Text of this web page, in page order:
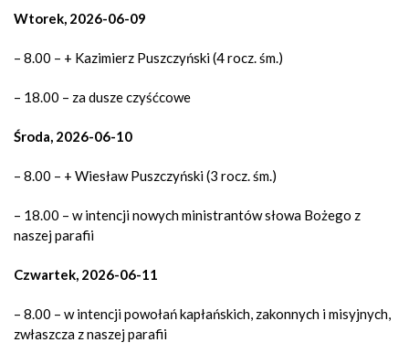
Wtorek, 2026-06-09
– 8.00 – + Kazimierz Puszczyński (4 rocz. śm.)
– 18.00 – za dusze czyśćcowe
Środa, 2026-06-10
– 8.00 – + Wiesław Puszczyński (3 rocz. śm.)
– 18.00 – w intencji nowych ministrantów słowa Bożego z
naszej parafii
Czwartek, 2026-06-11
– 8.00 – w intencji powołań kapłańskich, zakonnych i misyjnych,
zwłaszcza z naszej parafii